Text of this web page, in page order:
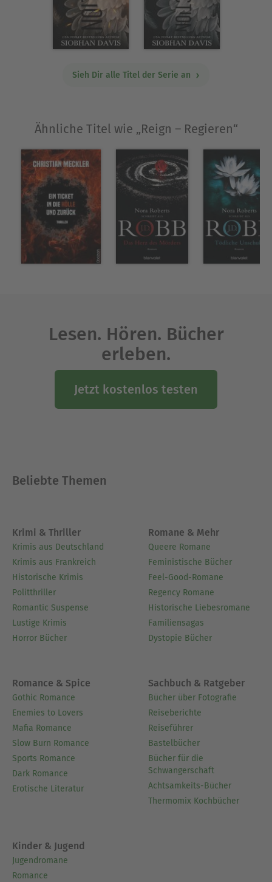
bereits nach Lowell gekommen ist. Aber er hat
seinen tödlichsten Feind und die
Herausforderung, die von innen kommt,
übersehen. Wir werden nicht aufhören, bis er
besiegt ist und wir ihm die Krone abgenommen
Über Siobhan Davis
Siobhan Davis ist eine USA-Today-, Wall-Street-
Journal- und Amazon-Top-5-Bestsellerautorin für
Liebesromane. Siobhan schreibt gefühlsintensive
Geschichten mit Romantik zum Dahinschmelzen,
komplexen Charakteren und einer Menge
unerwarteter Wendungen, die einen über die
Schlafenszeit hinaus lesen lassen! Sie hat mehr
als 2 Millionen Bücher verkauft, und ihre Titel
wurden in mehrere Sprachen übersetzt.
Sieh Dir alle Titel der Serie an
Ähnliche Titel wie „Reign – Regieren“
Lesen. Hören. Bücher
erleben.
Jetzt kostenlos testen
Beliebte Themen
Krimi & Thriller
Krimis aus Deutschland
Krimis aus Frankreich
Historische Krimis
Politthriller
Romantic Suspense
Lustige Krimis
Horror Bücher
Romane & Mehr
Queere Romane
Feministische Bücher
Feel-Good-Romane
Regency Romane
Historische Liebesromane
Familiensagas
Dystopie Bücher
Romance & Spice
Gothic Romance
Enemies to Lovers
Mafia Romance
Slow Burn Romance
Sports Romance
Dark Romance
Erotische Literatur
Sachbuch & Ratgeber
Bücher über Fotografie
Reiseberichte
Reiseführer
Bastelbücher
Bücher für die
Schwangerschaft
Achtsamkeits-Bücher
Thermomix Kochbücher
Kinder & Jugend
Jugendromane
Romance